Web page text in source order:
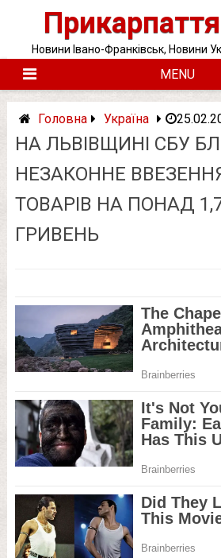
Новини Івано-Франківськ, Новини
MENU
Головна Україна
НА ЛЬВІВЩИНІ СБУ
НЕЗАКОННЕ
ТОВАРІВ НА ПОНАД
ГРИВЕНЬ